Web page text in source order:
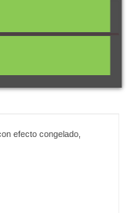
efecto congelado,